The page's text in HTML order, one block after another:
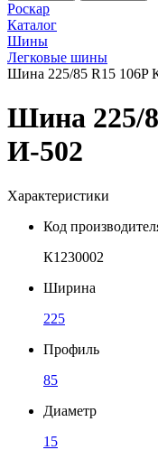
Роскар
Каталог
Шины
Легковые шины
Шина 225/85 R15
Шина 225/
И-502
Характеристики
Код
К1230002
Ширина
225
Профиль
85
Диаметр
15